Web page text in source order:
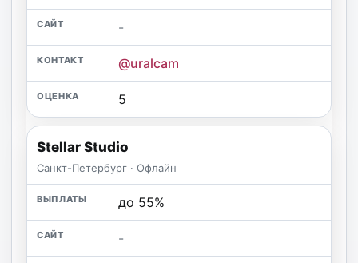
-
@uralcam
5
Stellar Studio
Санкт-Петербург · Офлайн
до 55%
-